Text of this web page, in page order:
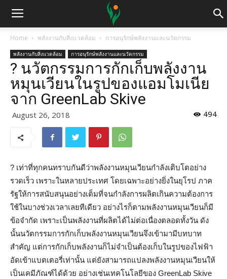
Home พลังงานกับสิ่งแวดล้อม การอนุรักษ์พลังงานและนวัตกรรม
พลังงานกับสิ่งแวดล้อม การอนุรักษ์พลังงานและนวัตกรรม
? นวัตกรรมการกักเก็บพลังงาน
หมุนเวียนในรูปของแอมโมเนีย
จาก GreenLab Skive
August 26, 2018 494
?️ เท่าที่ทุกคนทราบกันดีว่าพลังงานหมุนเวียนกำลังเติบโตอย่าง
รวดเร็ว เพราะในหลายประเทศ โดยเฉพาะอย่างยิ่งในยุโรป ภาค
รัฐให้การสนับสนุนอย่างเต็มที่จนกำลังการผลิตเกินความต้องการ
ใช้ในบางช่วงเวลาเลยทีเดียว อย่างไรก็ตามพลังงานหมุนเวียนก็มี
ข้อจำกัด เพราะเป็นพลังงานที่ผลิตได้ไม่ต่อเนื่องตลอดทั้งวัน ดัง
นั้นนวัตกรรมการกักเก็บพลังงานหมุนเวียนจึงเข้ามามีบทบาท
สำคัญ แต่การกักเก็บพลังงานก็ไม่จำเป็นต้องเก็บในรูปของไฟฟ้า
อัดเข้าแบตเตอรี่เท่านั้น แต่ยังสามารถแปลงพลังงานหมุนเวียนให้
เป็นเคมีภัณฑ์ได้ด้วย อย่างเช่นเทคโนโลยีของ GreenLab Skive